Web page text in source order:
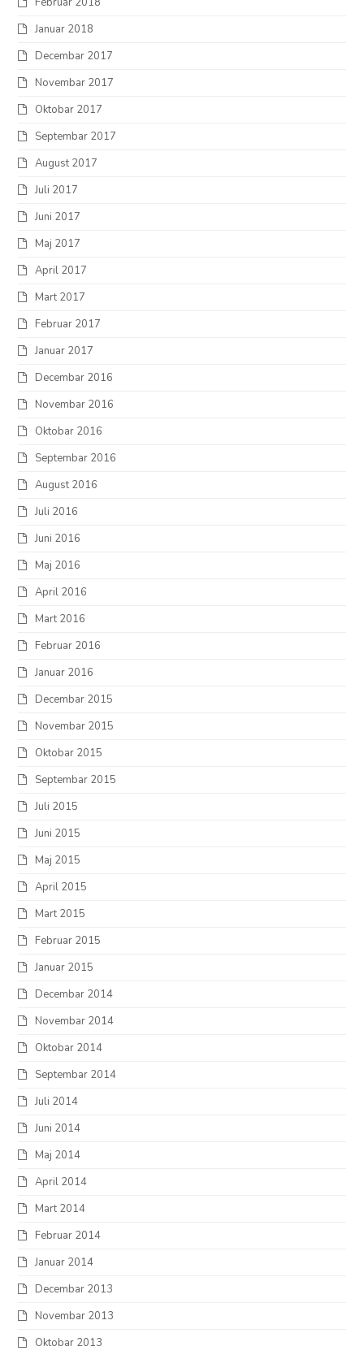
Januar 2018
Decembar 2017
Novembar 2017
Oktobar 2017
Septembar 2017
August 2017
Juli 2017
Juni 2017
Maj 2017
April 2017
Mart 2017
Februar 2017
Januar 2017
Decembar 2016
Novembar 2016
Oktobar 2016
Septembar 2016
August 2016
Juli 2016
Juni 2016
Maj 2016
April 2016
Mart 2016
Februar 2016
Januar 2016
Decembar 2015
Novembar 2015
Oktobar 2015
Septembar 2015
Juli 2015
Juni 2015
Maj 2015
April 2015
Mart 2015
Februar 2015
Januar 2015
Decembar 2014
Novembar 2014
Oktobar 2014
Septembar 2014
Juli 2014
Juni 2014
Maj 2014
April 2014
Mart 2014
Februar 2014
Januar 2014
Decembar 2013
Novembar 2013
Oktobar 2013